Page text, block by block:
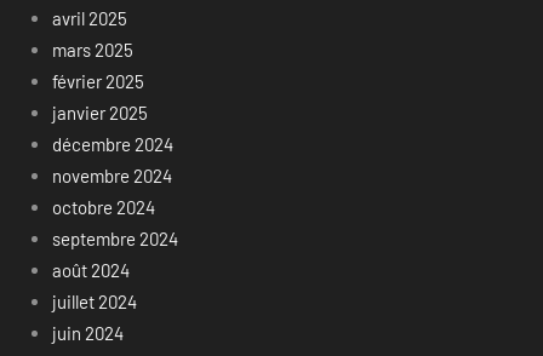
avril 2025
mars 2025
février 2025
janvier 2025
décembre 2024
novembre 2024
octobre 2024
septembre 2024
août 2024
juillet 2024
juin 2024